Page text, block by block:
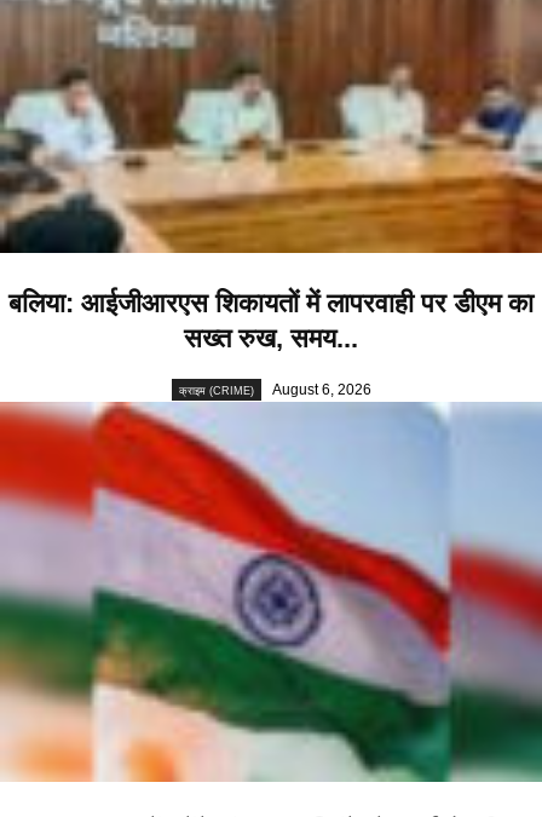
बलिया: आईजीआरएस शिकायतों में लापरवाही पर डीएम का
सख्त रुख, समय...
क्राइम (CRIME) August 6, 2026